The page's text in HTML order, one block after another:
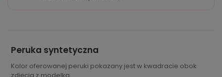
Peruka syntetyczna
Kolor oferowanej peruki pokazany jest w kwadracie obok